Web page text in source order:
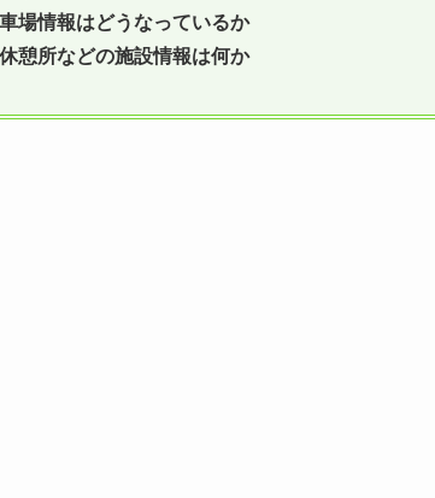
場情報はどうなっているか
憩所などの施設情報は何か